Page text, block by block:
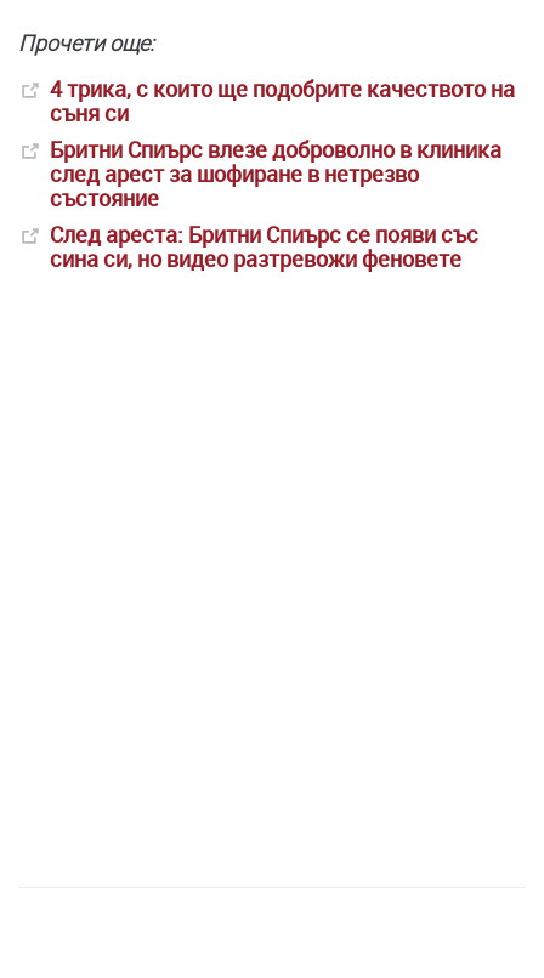
Прочети още:
4 трика, с които ще подобрите качеството на
съня си
Бритни Спиърс влезе доброволно в клиника
след арест за шофиране в нетрезво
състояние
След ареста: Бритни Спиърс се появи със
сина си, но видео разтревожи феновете